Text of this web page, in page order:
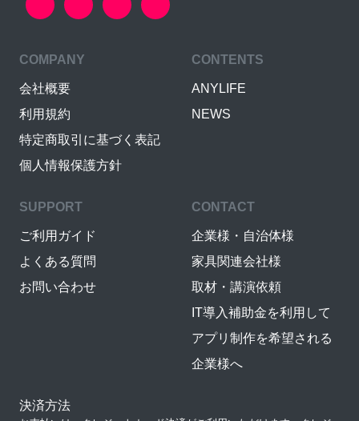
COMPANY
会社概要
利用規約
特定商取引に基づく表記
個人情報保護方針
CONTENTS
ANYLIFE
NEWS
SUPPORT
ご利用ガイド
よくある質問
お問い合わせ
CONTACT
企業様・自治体様
家具関連会社様
取材・講演依頼
IT導入補助金を利用して
アプリ制作を希望される
企業様へ
決済方法